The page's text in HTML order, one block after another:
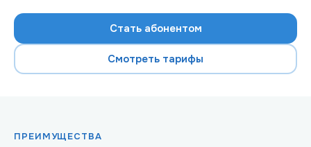
Проверить возможность подключения
Проверить возможность подключения по названию
ЖК
Стать абонентом
Смотреть тарифы
ПРЕИМУЩЕСТВА